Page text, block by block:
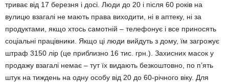
триває від 17 березня і досі. Люди до 20 і після 60 років на
вулицю взагалі не мають права виходити, ні в аптеку, ні за
продуктами, якщо хтось самотній – те­лефонує і все приносять
соціальні працівни­ки. Якщо ці люди вийдуть з дому, їм загрожує
штраф 3150 лір (це приблизно 16 тис. грн.). Захисних масок у
продажу взагалі немає – тут їх видають безкоштовно, по п’ять
штук на тиждень на одну особу від 20 до 60-річ­ного віку. Для